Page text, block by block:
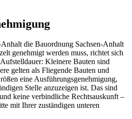
die Bauordnung Sachsen-Anhalt
genehmigt werden muss, richtet sich
Kleinere Bauten sind
gelten als Fliegende Bauten und
eine Ausführungsgenehmigung,
Stelle anzuzeigen ist. Das sind
keine verbindliche Rechtsauskunft –
mit Ihrer zuständigen unteren